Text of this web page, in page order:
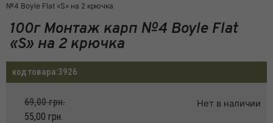
№4 Boyle Flat «S» на 2 крючка
100г Монтаж карп №4 Boyle Flat
«S» на 2 крючка
код товара:3926
69,00грн.
55,00 грн.
Нет в наличии